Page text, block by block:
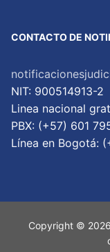
CONTACTO DE
NIT: 900514913-2
Linea nacional
PBX: (+57) 601
Lí­nea en Bogotá:
Copyright ©